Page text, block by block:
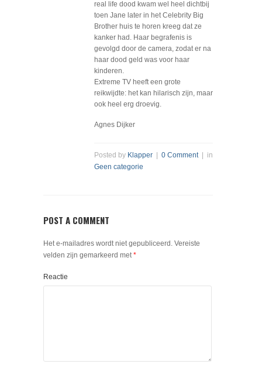
real life dood kwam wel heel dichtbij
toen Jane later in het Celebrity Big
Brother huis te horen kreeg dat ze
kanker had. Haar begrafenis is
gevolgd door de camera, zodat er na
haar dood geld was voor haar
kinderen.
Extreme TV heeft een grote
reikwijdte: het kan hilarisch zijn, maar
ook heel erg droevig.
Agnes Dijker
Posted by Klapper 0 Comment| in
Geen categorie
POST A COMMENT
Het e-mailadres wordt niet gepubliceerd. Vereiste
velden zijn gemarkeerd met*
Reactie